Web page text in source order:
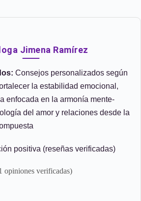
Jimena Ramírez
Consejos personalizados según
la estabilidad emocional,
enfocada en la armonía mente-
del amor y relaciones desde la
positiva (reseñas verificadas)
opiniones verificadas)